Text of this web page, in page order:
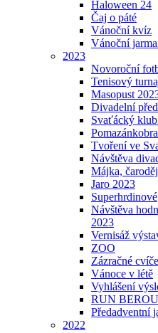
Haloween 24
Čaj o páté
Vánoční kvíz
Vánoční
2023
Novoroční
Tenisový
Masopust
Divadelní
Svaťácký
Tvoření ve
Návštěva
Májka,
Jaro 2023
Superhrdinové
Návštěva
2023
Vernisáž
ZOO
Zázračné
Vánoce v létě
Vyhlášení
RUN
Předadventní
2022